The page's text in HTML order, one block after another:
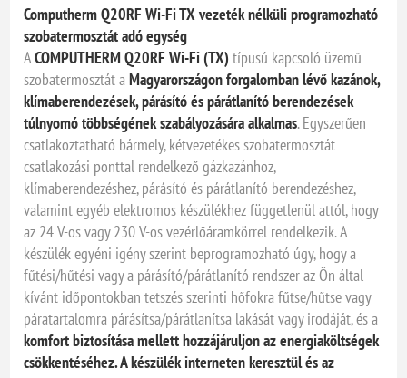
Computherm Q20RF Wi-Fi TX vezeték nélküli programozható
szobatermosztát adó egység
ACOMPUTHERM Q20RF Wi-Fi (TX)típusú kapcsoló üzemű
szobatermosztát aMagyarországon forgalomban lévő kazánok,
klímaberendezések, párásító és párátlanító berendezések
túlnyomó többségének szabályozására alkalmas. Egyszerűen
csatlakoztatható bármely, kétvezetékes szobatermosztát
csatlakozási ponttal rendelkező gázkazánhoz,
klímaberendezéshez, párásító és párátlanító berendezéshez,
valamint egyéb elektromos készülékhez függetlenül attól, hogy
az 24 V-os vagy 230 V-os vezérlőáramkörrel rendelkezik. A
készülék egyéni igény szerint beprogramozható úgy, hogy a
fűtési/hűtési vagy a párásító/párátlanító rendszer az Ön által
kívánt időpontokban tetszés szerinti hőfokra fűtse/hűtse vagy
páratartalomra párásítsa/párátlanítsa lakását vagy irodáját, és a
komfort biztosítása mellett hozzájáruljon az energiaköltségek
csökkentéséhez. A készülék interneten keresztül és az